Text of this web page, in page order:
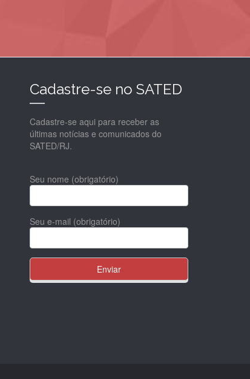
Cadastre-se no SATED
Cadastre-se aqui para receber as
últimas notícias e comunicados do
SATED/RJ.
Seu nome (obrigatório)
Seu e-mail (obrigatório)